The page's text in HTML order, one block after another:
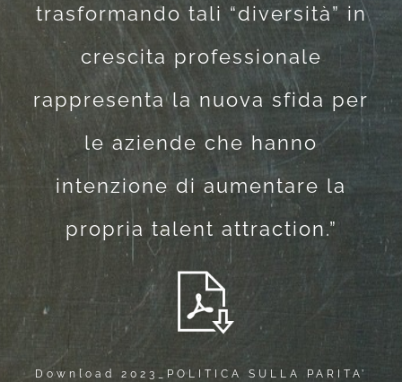
trasformando tali “diversità” in
crescita professionale
rappresenta la nuova sfida per
le aziende che hanno
intenzione di aumentare la
propria talent attraction.”
Download 2023_POLITICA SULLA PARITA’